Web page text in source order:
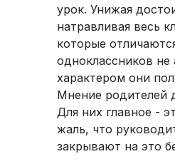
урок. Унижая
натравливая весь
которые
одноклассников
характером они
Мнение родителей
Для них главное -
жаль, что
закрывают на это